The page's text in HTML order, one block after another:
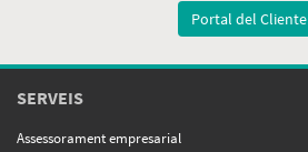
Portal del Cliente
SERVEIS
Assessorament empresarial